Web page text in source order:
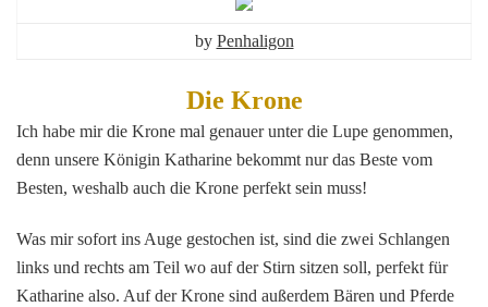
Die
Krone
by Penhaligon
Die Krone
Ich habe mir die Krone mal genauer unter die Lupe genommen,
denn unsere Königin Katharine bekommt nur das Beste vom
Besten, weshalb auch die Krone perfekt sein muss!
Was mir sofort ins Auge gestochen ist, sind die zwei Schlangen
links und rechts am Teil wo auf der Stirn sitzen soll, perfekt für
Katharine also. Auf der Krone sind außerdem Bären und Pferde